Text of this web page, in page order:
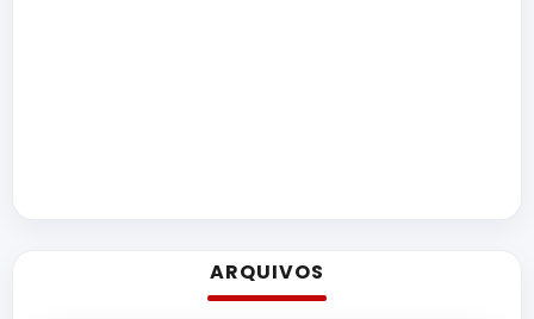
ARQUIVOS